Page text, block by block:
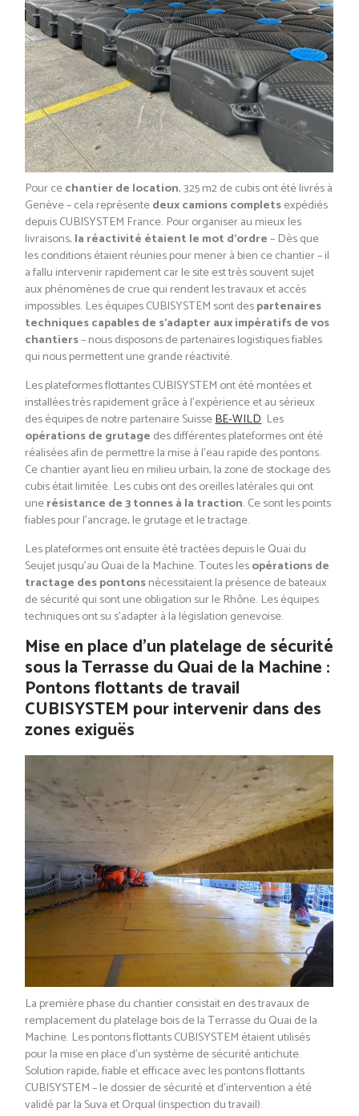
Pour cechantier de location, 325 m2 de cubis ont été livrés à
Genève – cela représentedeux camions completsexpédiés
depuis CUBISYSTEM France. Pour organiser au mieux les
livraisons, la réactivité étaient le mot d’ordre– Dès que
les conditions étaient réunies pour mener à bien ce chantier – il
a fallu intervenir rapidement car le site est très souvent sujet
aux phénomènes de crue qui rendent les travaux et accès
impossibles. Les équipes CUBISYSTEM sont despartenaires
techniques capables de s’adapter aux impératifs de vos
chantiers– nous disposons de partenaires logistiques fiables
qui nous permettent une grande réactivité.
Les plateformes flottantes CUBISYSTEM ont été montées et
installées très rapidement grâce à l’expérience et au sérieux
des équipes de notre partenaire SuisseBE-WILD. Les
opérations de grutage des différentes plateformes ont été
réalisées afin de permettre la mise à l’eau rapide des pontons.
Ce chantier ayant lieu en milieu urbain, la zone de stockage des
cubis était limitée. Les cubis ont des oreilles latérales qui ont
unerésistance de 3 tonnes à la traction. Ce sont les points
fiables pour l’ancrage, le grutage et le tractage.
Les plateformes ont ensuite été tractées depuis le Quai du
Seujet jusqu’au Quai de la Machine. Toutes lesopérations de
tractage des pontonsnécessitaient la présence de bateaux
de sécurité qui sont une obligation sur le Rhône. Les équipes
techniques ont su s’adapter à la législation genevoise.
Mise en place d’un platelage de sécurité
sous la Terrasse du Quai de la Machine :
Pontons flottants de travail
CUBISYSTEM pour intervenir dans des
zones exiguës
La première phase du chantier consistait en des travaux de
remplacement du platelage bois de la Terrasse du Quai de la
Machine. Les pontons flottants CUBISYSTEM étaient utilisés
pour la mise en place d’un système de sécurité antichute.
Solution rapide, fiable et efficace avec les pontons flottants
CUBISYSTEM – le dossier de sécurité et d’intervention a été
validé par la Suva et Orqual (inspection du travail).